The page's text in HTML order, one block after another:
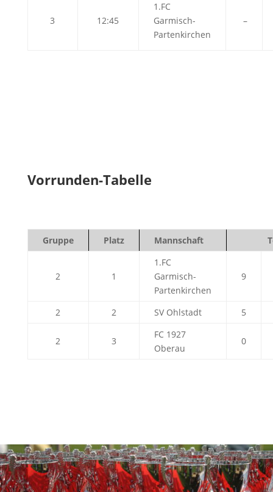
3 12:45
1.FC
Garmisch-
Partenkirchen
–
Vorrunden-Tabelle
Gruppe Platz Mannschaft
2 1
1.FC
Garmisch-
Partenkirchen
9
2 2 SV Ohlstadt 5
2 3
FC 1927
Oberau
0